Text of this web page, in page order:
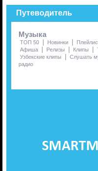
Путеводитель
Музыка
ТОП 50 | Новинки |
Афиша | Релизы | Клипы |
Узбекские клипы | Слушать
радио